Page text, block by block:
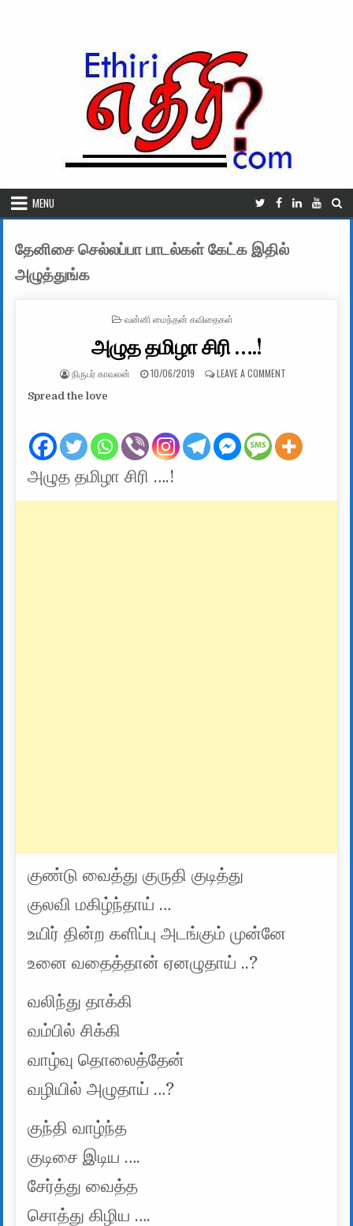
MENU
தேனிசை செல்லப்பா பாடல்கள் கேட்க இதில்
அழுத்துங்க
POSTED IN
வன்னி மைந்தன் கவிதைகள்
அழுத தமிழா சிரி ….!
AUTHOR:
நிருபர் காவலன் PUBLISHED DATE:
10/06/2019 LEAVE A COMMENTON அழுத தமிழா
Spread the love
அழுத தமிழா சிரி ….!
குண்டு வைத்து குருதி குடித்து
குலவி மகிழ்ந்தாய் …
உயிர் தின்ற களிப்பு அடங்கும் முன்னே
உனை வதைத்தான் ஏனழுதாய் ..?
வலிந்து தாக்கி
வம்பில் சிக்கி
வாழ்வு தொலைத்தேன்
வழியில் அழுதாய் …?
குந்தி வாழ்ந்த
குடிசை இடிய ….
சேர்த்து வைத்த
சொத்து கிழிய ….